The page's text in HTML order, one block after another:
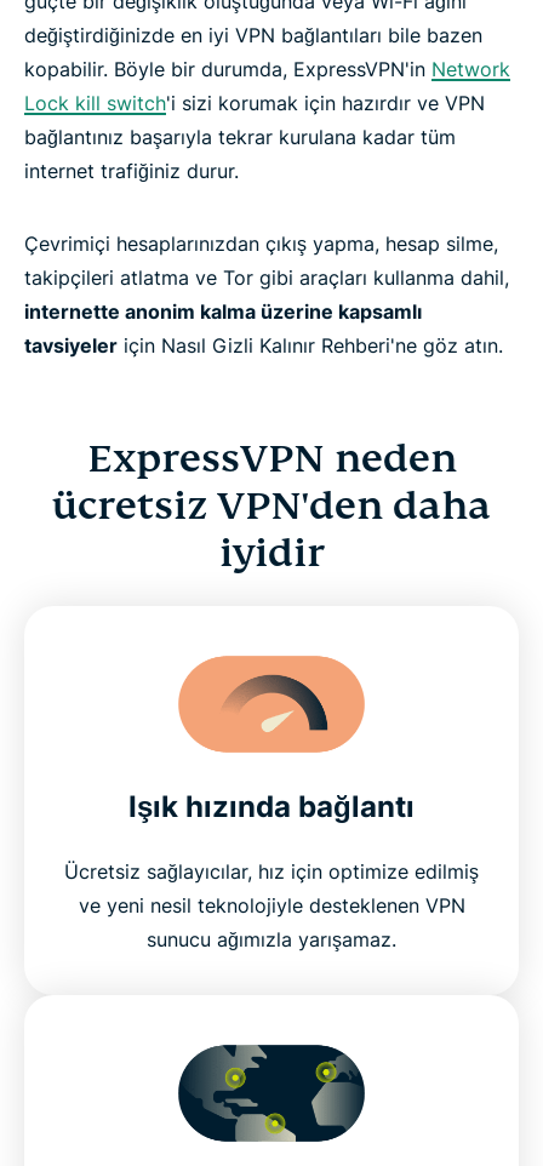
değiştirdiğinizde en iyi VPN bağlantıları bile bazen
kopabilir. Böyle bir durumda, ExpressVPN'in Network
Lock kill switch'i sizi korumak için hazırdır ve VPN
bağlantınız başarıyla tekrar kurulana kadar tüm
internet trafiğiniz durur.
Çevrimiçi hesaplarınızdan çıkış yapma, hesap silme,
takipçileri atlatma ve Tor gibi araçları kullanma dahil,
internette anonim kalma üzerine kapsamlı
tavsiyeler için Nasıl Gizli Kalınır Rehberi'ne göz atın.
ExpressVPN neden
ücretsiz VPN'den daha
iyidir
Işık hızında bağlantı
Ücretsiz sağlayıcılar, hız için optimize edilmiş
ve yeni nesil teknolojiyle desteklenen VPN
sunucu ağımızla yarışamaz.